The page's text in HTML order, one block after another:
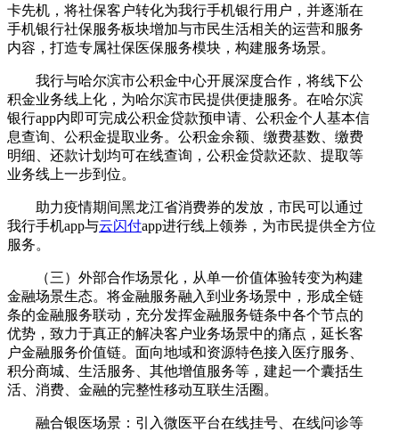
卡先机，将社保客户转化为我行手机银行用户，并逐渐在
手机银行社保服务板块增加与市民生活相关的运营和服务
内容，打造专属社保医保服务模块，构建服务场景。
我行与哈尔滨市公积金中心开展深度合作，将线下公
积金业务线上化，为哈尔滨市民提供便捷服务。在哈尔滨
银行app内即可完成公积金贷款预申请、公积金个人基本信
息查询、公积金提取业务。公积金余额、缴费基数、缴费
明细、还款计划均可在线查询，公积金贷款还款、提取等
业务线上一步到位。
助力疫情期间黑龙江省消费券的发放，市民可以通过
我行手机app与云闪付app进行线上领券，为市民提供全方位
服务。
（三）外部合作场景化，从单一价值体验转变为构建
金融场景生态。将金融服务融入到业务场景中，形成全链
条的金融服务联动，充分发挥金融服务链条中各个节点的
优势，致力于真正的解决客户业务场景中的痛点，延长客
户金融服务价值链。面向地域和资源特色接入医疗服务、
积分商城、生活服务、其他增值服务等，建起一个囊括生
活、消费、金融的完整性移动互联生活圈。
融合银医场景：引入微医平台在线挂号、在线问诊等